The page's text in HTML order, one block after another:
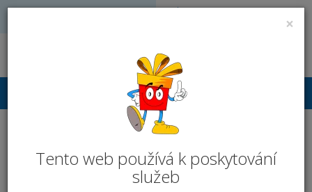
×
Tento web používá k poskytování
služeb
Volejte: 728 051 909
Přihlášení
Cestovní toaletní taška -
Oblázky